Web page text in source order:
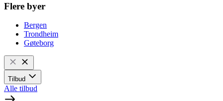
Flere byer
Bergen
Trondheim
Gøteborg
Tilbud
Alle tilbud